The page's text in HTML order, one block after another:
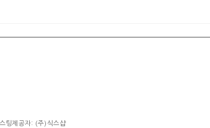
팅제공자: (주)식스샵